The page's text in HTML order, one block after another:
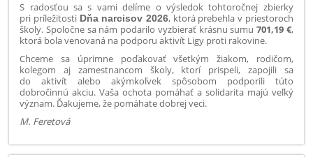
S radosťou sa s vami delíme o výsledok tohtoročnej zbierky
pri príležitosti Dňa narcisov 2026, ktorá prebehla v priestoroch
školy.Spoločne sa nám podarilo vyzbierať krásnu sumu 701,19 €,
ktorá bola venovaná na podporu aktivít Ligy proti rakovine.
Chceme sa úprimne poďakovať všetkým žiakom, rodičom,
kolegom aj zamestnancom školy, ktorí prispeli, zapojili sa
do aktivít alebo akýmkoľvek spôsobom podporili túto
dobročinnú akciu. Vaša ochota pomáhať a solidarita majú veľký
význam. Ďakujeme, že pomáhate dobrej veci.
M. Feretová